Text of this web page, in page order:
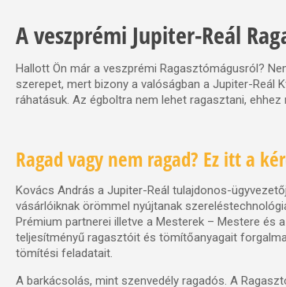
A veszprémi Jupiter-Reál
Hallott Ön már a veszprémi Ragasztómágusról?
szerepet, mert bizony a valóságban a Jupiter-Reál
ráhatásuk. Az égboltra nem lehet ragasztani,
Ragad vagy nem ragad? Ez itt a
Kovács András a Jupiter-Reál tulajdonos-
vásárlóiknak örömmel nyújtanak
Prémium partnerei illetve a Mesterek – Mestere és
teljesítményű ragasztóit és tömítőanyagait
tömítési feladatait.
A barkácsolás, mint szenvedély ragadós. A